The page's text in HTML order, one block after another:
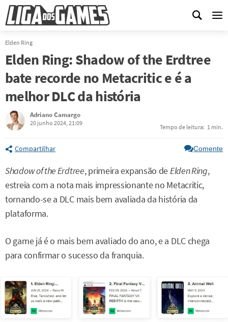
Elden Ring
Elden Ring: Shadow of the Erdtree
bate recorde no Metacritic e é a
melhor DLC da história
Adriano Camargo
20 junho 2024, 21:09
Tempo de leitura: 1 min.
Compartilhar Comente
Shadow of the Erdtree, primeira expansão deElden Ring,
estreia com a nota mais impressionante no Metacritic,
tornando-se a DLC mais bem avaliada da história da
plataforma.
O game já é o mais bem avaliado do ano, e a DLC chega
para confirmar o sucesso da franquia.